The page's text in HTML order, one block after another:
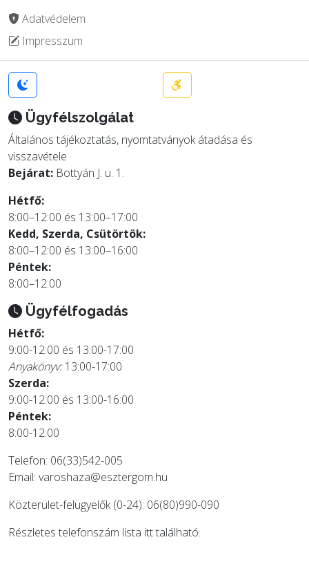
Adatvédelem
Impresszum
Ügyfélszolgálat
Általános tájékoztatás, nyomtatványok átadása és
visszavétele
Bejárat: Bottyán J. u. 1.
Hétfő:
8:00–12:00 és 13:00–17:00
Kedd, Szerda, Csütörtök:
8:00–12:00 és 13:00–16:00
Péntek:
8:00–12:00
Ügyfélfogadás
Hétfő:
9:00-12:00 és 13:00-17:00
Anyakönyv:13:00-17:00
Szerda:
9:00-12:00 és 13:00-16:00
Péntek:
8:00-12:00
Telefon: 06(33)542-005
Email: varoshaza@esztergom.hu
Közterület-felügyelők (0-24): 06(80)990-090
Részletes telefonszám lista itttalálható.